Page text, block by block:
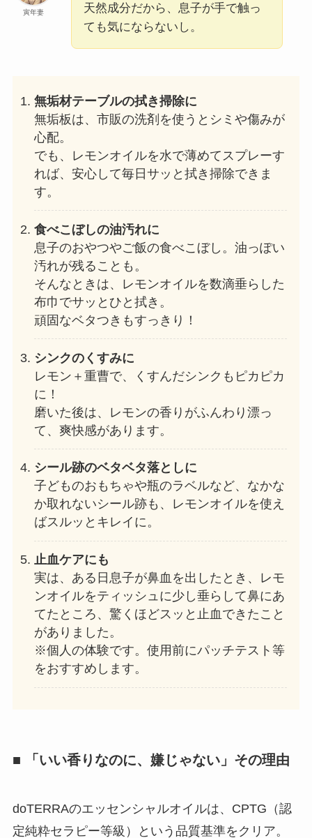
寅年妻
天然成分だから、息子が手で触っ
ても気にならないし。
無垢材テーブルの拭き掃除に
無垢板は、市販の洗剤を使うとシミや傷みが
心配。
でも、レモンオイルを水で薄めてスプレーす
れば、安心して毎日サッと拭き掃除できま
す。
食べこぼしの油汚れに
息子のおやつやご飯の食べこぼし。油っぽい
汚れが残ることも。
そんなときは、レモンオイルを数滴垂らした
布巾でサッとひと拭き。
頑固なベタつきもすっきり！
シンクのくすみに
レモン＋重曹で、くすんだシンクもピカピカ
に！
磨いた後は、レモンの香りがふんわり漂っ
て、爽快感があります。
シール跡のベタベタ落としに
子どものおもちゃや瓶のラベルなど、なかな
か取れないシール跡も、レモンオイルを使え
ばスルッとキレイに。
止血ケアにも
実は、ある日息子が鼻血を出したとき、レモ
ンオイルをティッシュに少し垂らして鼻にあ
てたところ、驚くほどスッと止血できたこと
がありました。
※個人の体験です。使用前にパッチテスト等
をおすすめします。
■ 「いい香りなのに、嫌じゃない」その理由
doTERRAのエッセンシャルオイルは、CPTG（認
定純粋セラピー等級）という品質基準をクリア。